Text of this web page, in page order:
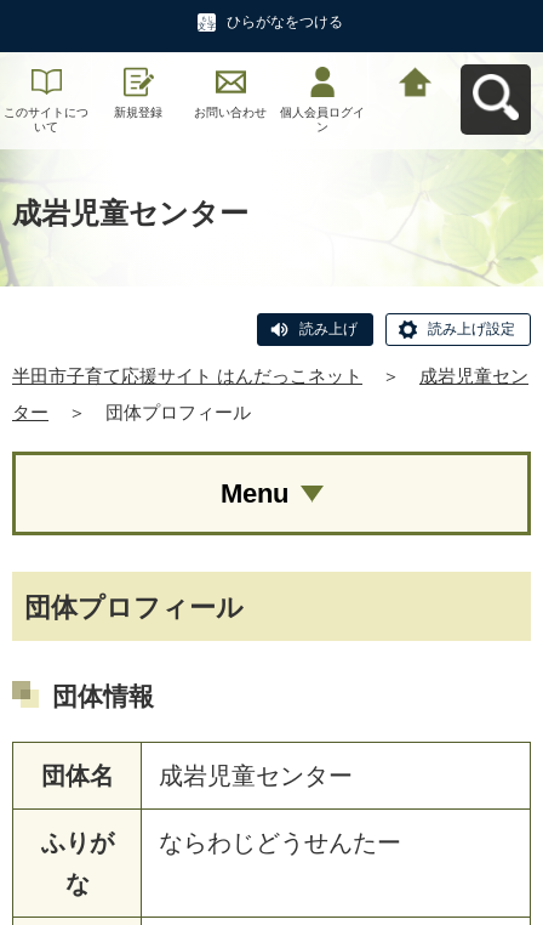
ひらがなをつける
このサイトにつ
いて
新規登録 お問い合わせ
個人会員ログイ
ン
成岩児童センター
読み上げ 読み上げ設定
半田市子育て応援サイト はんだっこネット ＞
成岩児童セン
ター
＞ 団体プロフィール
団体プロフィール
団体情報
団体名 成岩児童センター
ふりが
な
ならわじどうせんたー
Menu